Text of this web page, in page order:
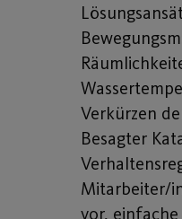
Verkürzen
Besagter
Mitarbeiter/
vor,